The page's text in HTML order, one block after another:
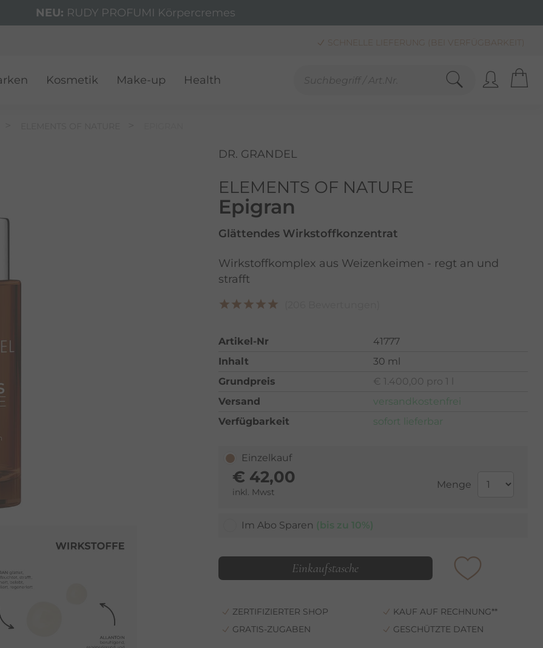
NEU: RUDY PROFUMI Körpercremes
SCHNELLE LIEFERUNG (BEI VERFÜGBARKEIT)
Kosmetik Make-up Health
DR. GRANDEL
ELEMENTS OF NATURE
Epigran
Glättendes Wirkstoffkonzentrat
Wirkstoffkomplex aus Weizenkeimen - regt an und
strafft
Artikel-Nr
41777
Inhalt
30 ml
Grundpreis
€ 1.400,00 pro 1 l
Versand
versandkostenfrei
Verfügbarkeit
sofort lieferbar
Einzelkauf
€ 42,00
inkl. Mwst
Menge
Im Abo Sparen (bis zu 10%)
Einkaufstasche
ZERTIFIZIERTER SHOP
KAUF AUF RECHNUNG**
GRATIS-ZUGABEN
GESCHÜTZTE DATEN